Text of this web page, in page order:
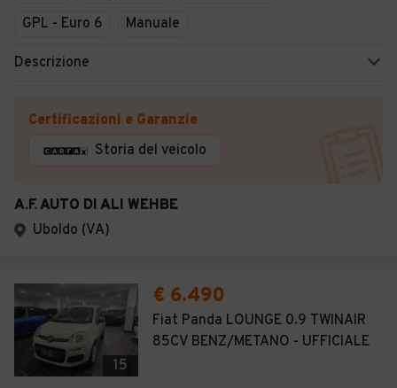
GPL - Euro 6
Manuale
Descrizione
Certificazioni e Garanzie
Storia del veicolo
A.F. AUTO DI ALI WEHBE
Uboldo (VA)
15
€ 6.490
Fiat Panda LOUNGE 0.9 TWINAIR
85CV BENZ/METANO - UFFICIALE